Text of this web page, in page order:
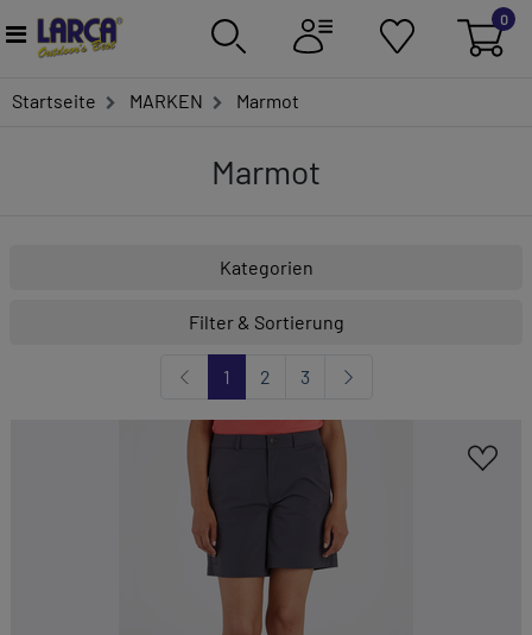
0
Startseite MARKEN Marmot
Marmot
Kategorien
Filter & Sortierung
1 2 3